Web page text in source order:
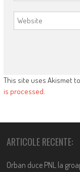
This site uses Akismet
is processed
ARTICOLE RECENTE:
Orban duce PNL la